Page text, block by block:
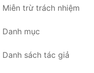
Miễn trừ trách nhiệm
Danh mục
Danh sách tác giả